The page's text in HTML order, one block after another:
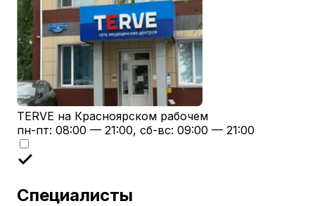
TERVE на Красноярском рабочем
пн-пт: 08:00 — 21:00, сб-вс: 09:00 — 21:00
Специалисты